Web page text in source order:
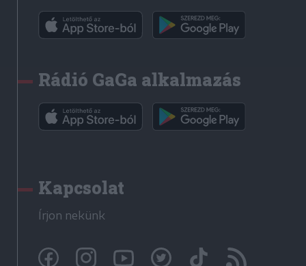
Rádió GaGa alkalmazás
Kapcsolat
Írjon nekünk